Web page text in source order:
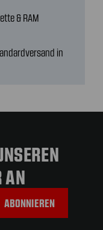
& RAM
in
AN